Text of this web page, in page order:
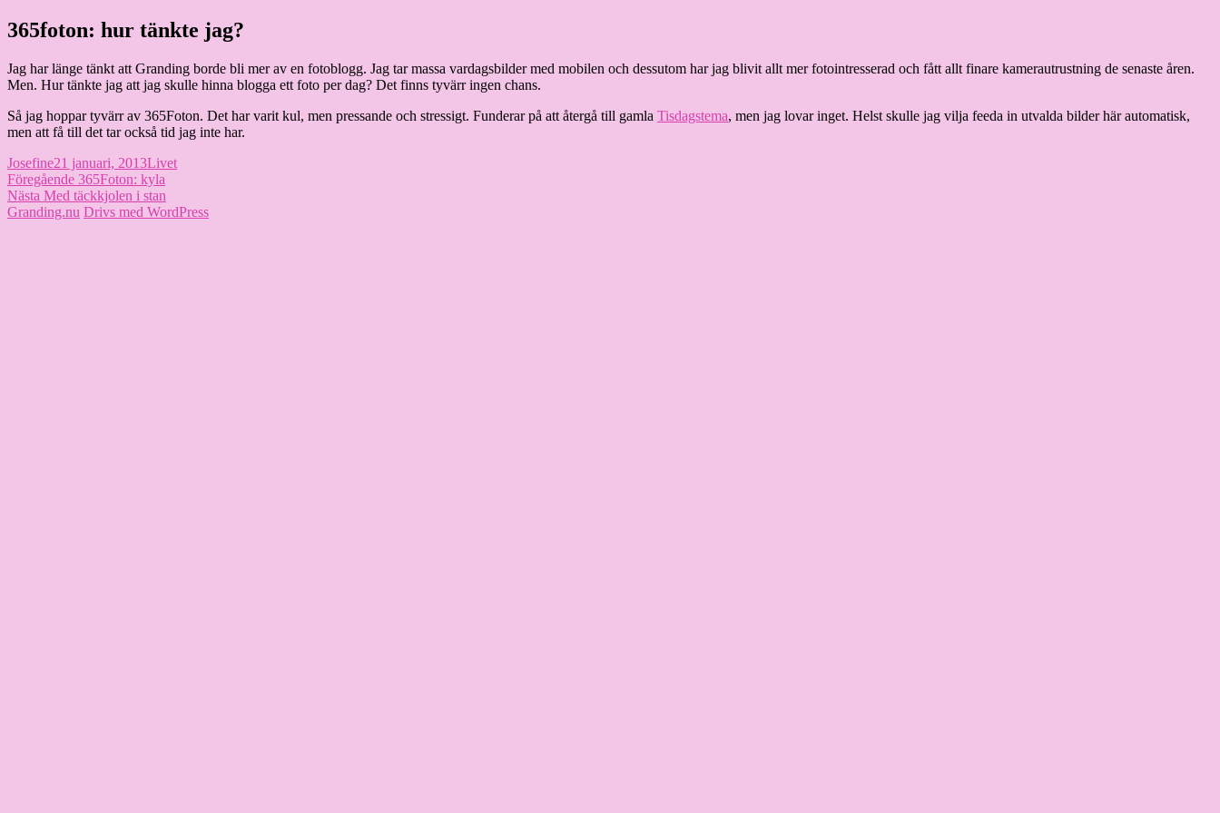
Hoppa
till
Granding.nu
365foton: hur tänkte jag?
Jag har länge tänkt att Granding borde bli mer av en fotoblogg. Jag tar massa vardagsbilder med mobilen och dessutom har jag blivit allt mer fotointresserad och fått allt finare kamerautrustning de senaste åren.
Men. Hur tänkte jag att jag skulle hinna blogga ett foto per dag? Det finns tyvärr ingen chans.
Så jag hoppar tyvärr av 365Foton. Det har varit kul, men pressande och stressigt. Funderar på att återgå till gamla Tisdagstema, men jag lovar inget. Helst skulle jag vilja feeda in utvalda bilder här automatisk,
men att få till det tar också tid jag inte har.
Författare
JosefinePublicerat
den
21 januari, 2013Kategorier
Livet
Inläggsnavigering
Föregående Föregående
inlägg:
365Foton: kyla
Nästa Nästa
inlägg:
Med täckkjolen i stan
Granding.nu Drivs med WordPress